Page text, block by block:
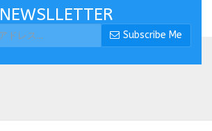
NEWSLLETTER
Subscribe Me